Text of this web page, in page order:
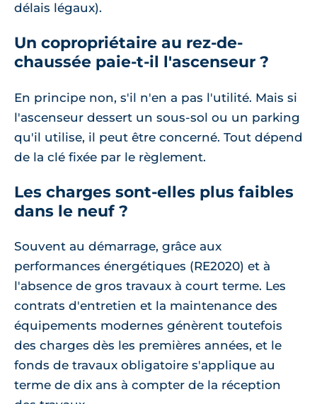
délais légaux).
Un copropriétaire au rez-de-
chaussée paie-t-il l'ascenseur ?
En principe non, s'il n'en a pas l'utilité. Mais si
l'ascenseur dessert un sous-sol ou un parking
qu'il utilise, il peut être concerné. Tout dépend
de la clé fixée par le règlement.
Les charges sont-elles plus faibles
dans le neuf ?
Souvent au démarrage, grâce aux
performances énergétiques (RE2020) et à
l'absence de gros travaux à court terme. Les
contrats d'entretien et la maintenance des
équipements modernes génèrent toutefois
des charges dès les premières années, et le
fonds de travaux obligatoire s'applique au
terme de dix ans à compter de la réception